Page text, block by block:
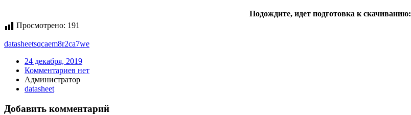
Подождите, идет подготовка к скачиванию:
Просмотрено: 191
datasheetsqcaem8r2ca7we
24 декабря, 2019
Комментариев нет
Администратор
datasheet
Добавить комментарий